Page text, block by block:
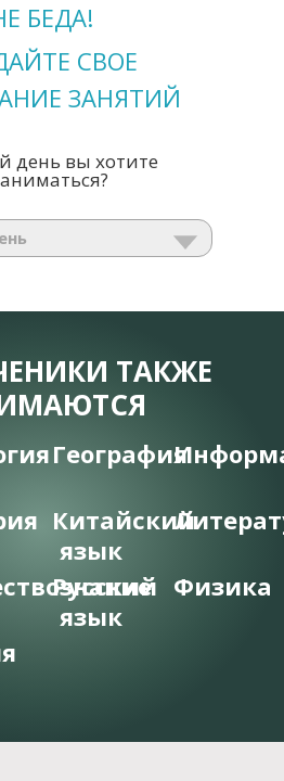
БЕДА!
СВОЕ
ЗАНЯТИЙ
день вы хотите
ТАКЖЕ
География
Китайский
язык
Русский
язык
Физика